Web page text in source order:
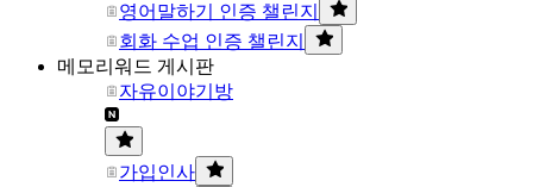
영어말하기 인증 챌린지
회화 수업 인증 챌린지
메모리워드 게시판
자유이야기방
가입인사